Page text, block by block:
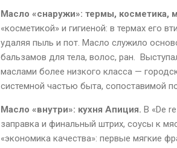
Масло «снаружи»: термы, косметика,
«косметикой» и гигиеной: в термах его
удаляя пыль и пот. Масло служило
бальзамов для тела, волос, ран.
маслами более низкого класса —
системной частью быта, сопоставимой
Масло «внутри»: кухня Апиция. В «De re
заправка и финальный штрих, соусы к
«экономика качества»: первые мягкие